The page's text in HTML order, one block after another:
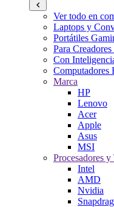
Ver todo en
Laptops y
Portátiles
Para
Con
Computadores
Marca
HP
Lenovo
Acer
Apple
Asus
MSI
Procesadores
Intel
AMD
Nvidia